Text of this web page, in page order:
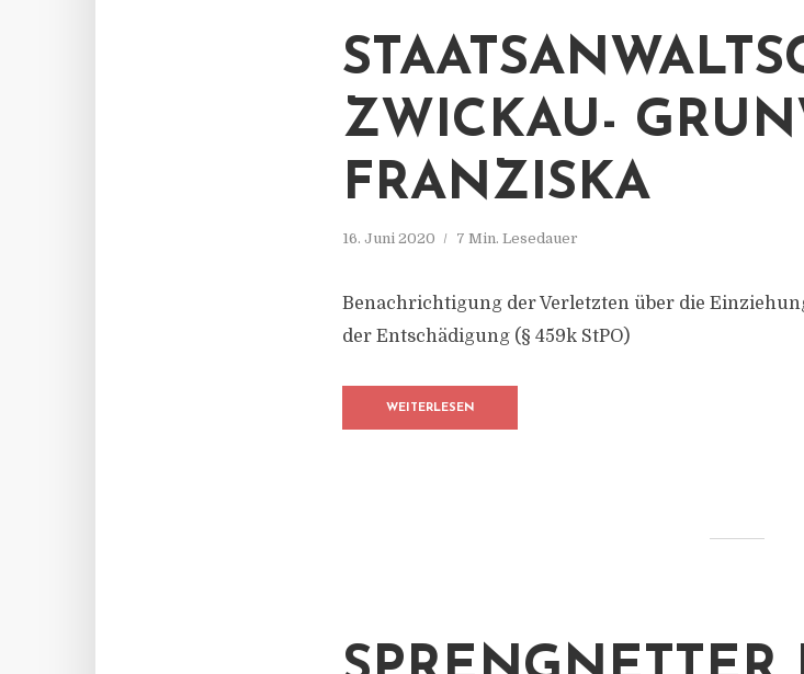
ZWICKAU-
FRANZISKA
16. Juni 2020 7 Min. Lesedauer
Benachrichtigung der Verletzten über die
der Entschädigung (§ 459k StPO)
WEITERLESEN